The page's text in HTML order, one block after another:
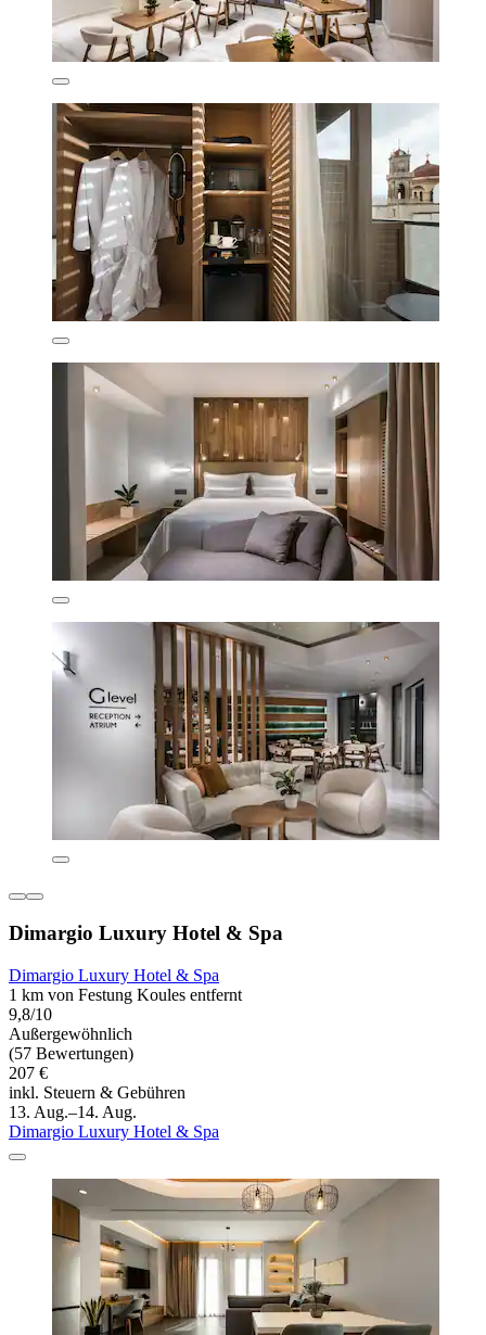
Dimargio Luxury Hotel & Spa
Dimargio Luxury Hotel & Spa
1 km von Festung Koules entfernt
9,8/10
Außergewöhnlich
(57 Bewertungen)
207 €
inkl. Steuern & Gebühren
13. Aug.–14. Aug.
Dimargio Luxury Hotel & Spa